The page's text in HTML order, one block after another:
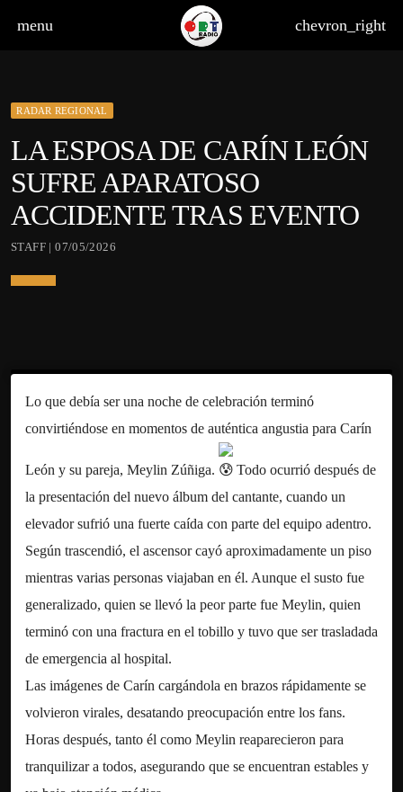
menu chevron_right
RADAR REGIONAL
LA ESPOSA DE CARÍN LEÓN
SUFRE APARATOSO
ACCIDENTE TRAS EVENTO
STAFF | 07/05/2026
Lo que debía ser una noche de celebración terminó
convirtiéndose en momentos de auténtica angustia para Carín
León y su pareja, Meylin Zúñiga.
Todo ocurrió después de
la presentación del nuevo álbum del cantante, cuando un
elevador sufrió una fuerte caída con parte del equipo adentro.
Según trascendió, el ascensor cayó aproximadamente un piso
mientras varias personas viajaban en él. Aunque el susto fue
generalizado, quien se llevó la peor parte fue Meylin, quien
terminó con una fractura en el tobillo y tuvo que ser trasladada
de emergencia al hospital.
Las imágenes de Carín cargándola en brazos rápidamente se
volvieron virales, desatando preocupación entre los fans.
Horas después, tanto él como Meylin reaparecieron para
tranquilizar a todos, asegurando que se encuentran estables y